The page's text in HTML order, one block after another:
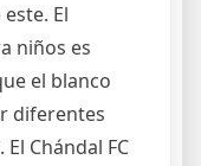
El
niños es
el blanco
diferentes
Chándal FC